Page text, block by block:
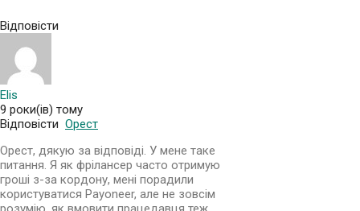
Відповісти
Elis
9 роки(ів) тому
Відповісти Орест
Орест, дякую за відповіді. У мене таке
питання. Я як фрілансер часто отримую
гроші з-за кордону, мені порадили
користуватися Payoneer, але не зовсім